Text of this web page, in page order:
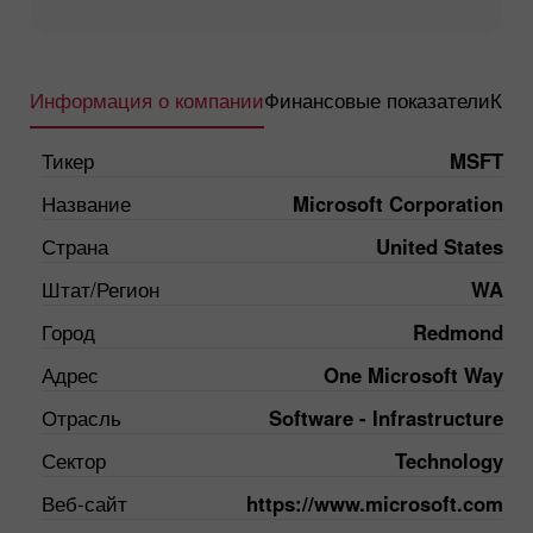
Информация о компанииФинансовые показатели
Тикер
MSFT
Название
Microsoft Corporation
Страна
United States
Штат/Регион
WA
Город
Redmond
Адрес
One Microsoft Way
Отрасль
Software - Infrastructure
Сектор
Technology
Веб-сайт
https://www.microsoft.com